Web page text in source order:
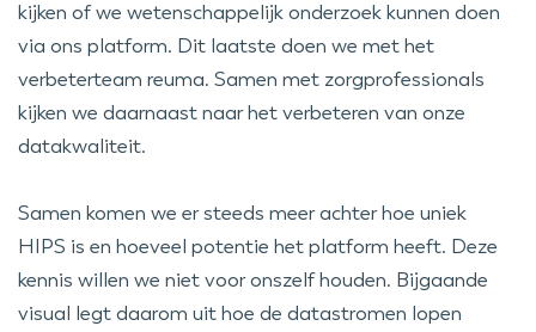
kijken of we wetenschappelijk onderzoek kunnen doen
via ons platform. Dit laatste doen we met het
verbeterteam reuma. Samen met zorgprofessionals
kijken we daarnaast naar het verbeteren van onze
datakwaliteit.
Samen komen we er steeds meer achter hoe uniek
HIPS is en hoeveel potentie het platform heeft. Deze
kennis willen we niet voor onszelf houden. Bijgaande
visual legt daarom uit hoe de datastromen lopen